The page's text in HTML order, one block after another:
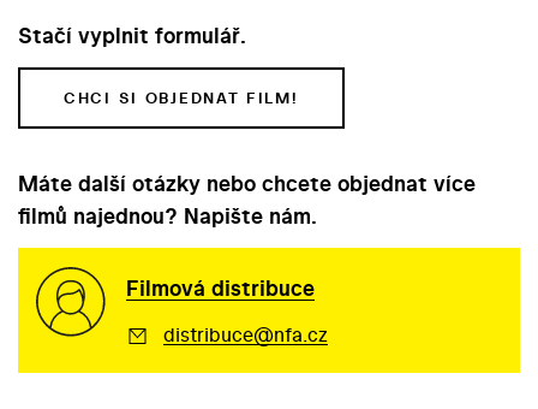
Stačí vyplnit formulář.
CHCI SI OBJEDNAT FILM!
Máte další otázky nebo chcete objednat více
filmů najednou? Napište nám.
Filmová distribuce
distribuce@nfa.cz